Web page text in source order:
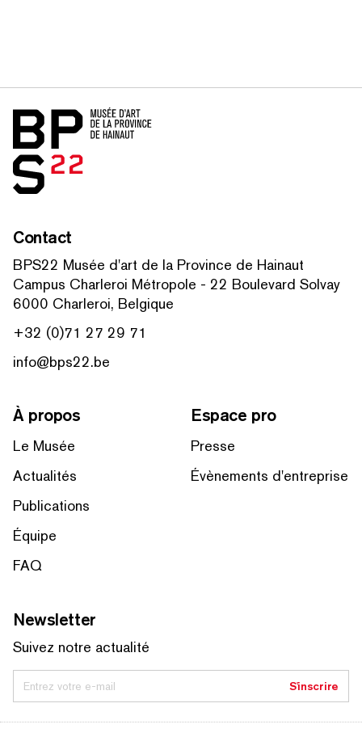
Accueil
Contact
BPS22 Musée d'art de la Province de Hainaut
Campus Charleroi Métropole - 22 Boulevard Solvay
6000 Charleroi, Belgique
+32 (0)71 27 29 71
info@bps22.be
À propos
Le Musée
Actualités
Publications
Équipe
FAQ
Espace pro
Presse
Évènements d'entreprise
Newsletter
Suivez notre actualité
Entrez votre e-mail S'inscrire